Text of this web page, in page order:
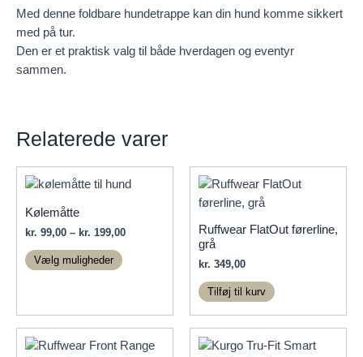
Med denne foldbare hundetrappe kan din hund komme sikkert
med på tur.
Den er et praktisk valg til både hverdagen og eventyr
sammen.
Relaterede varer
Kølemåtte
kr. 99,00 – kr. 199,00Prisinterval:
Vælg muligheder
varianter.
Mulighederne
Ruffwear FlatOut førerline,
grå
kr. 349,00
Tilføj til kurv